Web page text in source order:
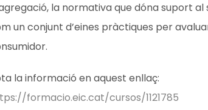
la normativa que dóna suport
un conjunt d’eines pràctiques per
la informació en aquest enllaç:
formacio.eic.cat/cursos/1121785